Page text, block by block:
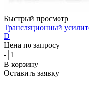
Быстрый просмотр
Трансляционный
D
Цена по запросу
-
В корзину
Оставить заявку